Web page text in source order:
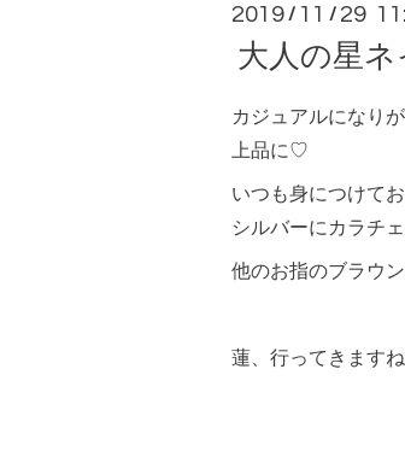
2019 / 11 / 29
大人の星ネ
カジュアルになり
上品に♡
いつも身につけて
シルバーにカラチ
他のお指のブラウ
蓮、行ってきますね